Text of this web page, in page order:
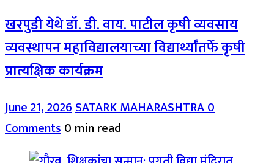
खरपुडी येथे डॉ. डी. वाय. पाटील कृषी व्यवसाय
व्यवस्थापन महाविद्यालयाच्या विद्यार्थ्यांतर्फे कृषी
प्रात्यक्षिक कार्यक्रम
June 21, 2026SATARK MAHARASHTRA0
Comments0 min read